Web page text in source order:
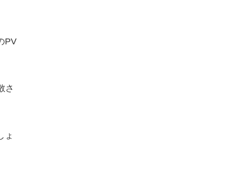
PV
さ
ょ